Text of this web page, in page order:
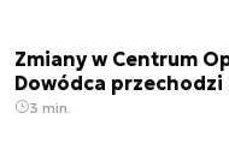
Zmiany w Centrum
Dowódca przechodzi
3 min.